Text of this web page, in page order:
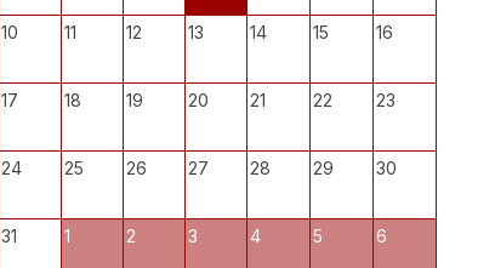
10 11 12 13 14 15 16
17 18 19 20 21 22 23
24 25 26 27 28 29 30
31 1 2 3 4 5 6